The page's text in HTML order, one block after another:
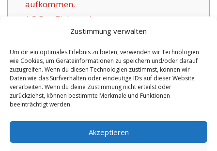
Zustimmung verwalten
Um dir ein optimales Erlebnis zu bieten, verwenden wir Technologien
wie Cookies, um Geräteinformationen zu speichern und/oder darauf
zuzugreifen. Wenn du diesen Technologien zustimmst, können wir
Daten wie das Surfverhalten oder eindeutige IDs auf dieser Website
verarbeiten. Wenn du deine Zustimmung nicht erteilst oder
zurückziehst, können bestimmte Merkmale und Funktionen
beeinträchtigt werden.
Akzeptieren
aufkommen.
1.5 Das Ziel anerkannter
Versicherungsunternehmen für Sachsen
Anhalt:
1.6Positive Argumente der hier angebotenen
Versicherung in Sachsen Anhalt:
1.6.1Aktuelle Optionen mit Betreuung:
No tags for this post.